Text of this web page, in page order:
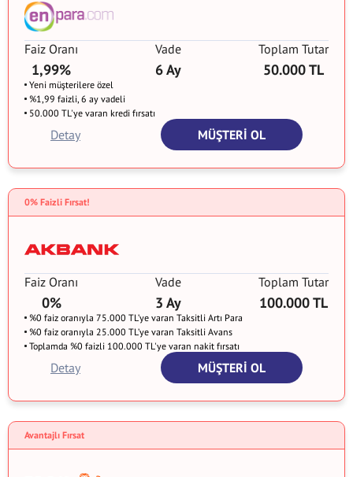
Faiz Oranı
1,99%
Vade
6 Ay
Toplam Tutar
50.000 TL
Yeni müşterilere özel
%1,99 faizli, 6 ay vadeli
50.000 TL'ye varan kredi fırsatı
MÜŞTERİ OL
Detay
0% Faizli Fırsat!
Faiz Oranı
0%
Vade
3 Ay
Toplam Tutar
100.000 TL
%0 faiz oranıyla 75.000 TL’ye varan Taksitli Artı Para
%0 faiz oranıyla 25.000 TL’ye varan Taksitli Avans
Toplamda %0 faizli 100.000 TL'ye varan nakit fırsatı
MÜŞTERİ OL
Detay
Avantajlı Fırsat